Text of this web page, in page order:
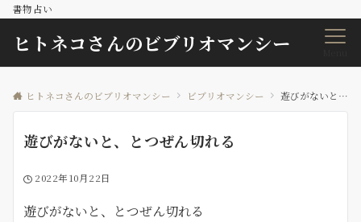
書物占い
ヒトネコさんのビブリオマンシー
ヒトネコさんのビブリオマンシー ビブリオマンシー 遊びがないと、とつぜん切れる
遊びがないと、とつぜん切れる
2022年10月22日
遊びがないと、とつぜん切れる